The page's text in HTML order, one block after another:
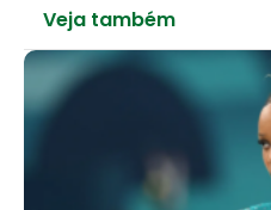
Veja também